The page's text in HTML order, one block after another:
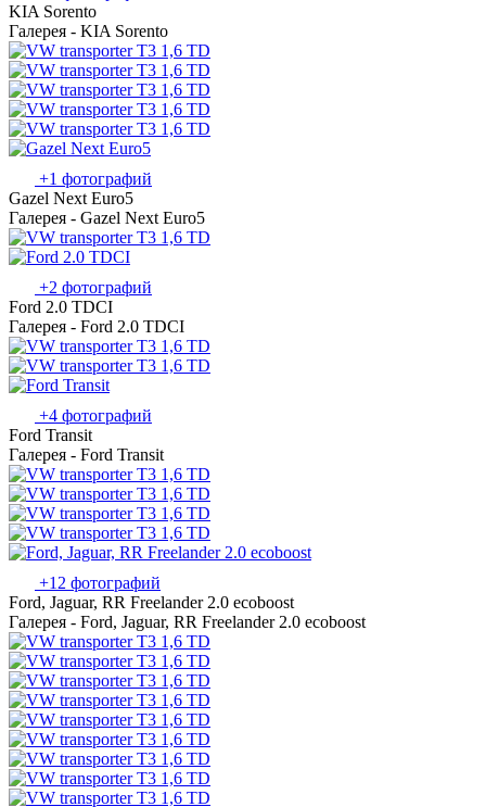
KIA Sorento
Галерея - KIA Sorento
+1 фотографий
Gazel Next Euro5
Галерея - Gazel Next Euro5
+2 фотографий
Ford 2.0 TDCI
Галерея - Ford 2.0 TDCI
+4 фотографий
Ford Transit
Галерея - Ford Transit
+12 фотографий
Ford, Jaguar, RR Freelander 2.0 ecoboost
Галерея - Ford, Jaguar, RR Freelander 2.0 ecoboost